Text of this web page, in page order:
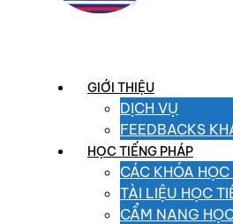
GIỚI THIỆU
DỊCH VỤ
FEEDBACKS
HỌC TIẾNG PHÁP
CÁC KHÓA
TÀI LIỆU HỌC
CẨM NANG